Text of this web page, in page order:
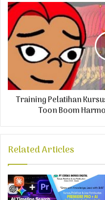
s
Training Pelatihan
Toon Boom
Related Articles